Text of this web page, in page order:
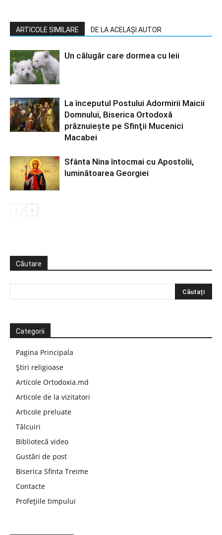
ARTICOLE SIMILARE DE LA ACELAȘI AUTOR
Un călugăr care dormea cu leii
La începutul Postului Adormirii Maicii
Domnului, Biserica Ortodoxă
prăznuiește pe Sfinţii Mucenici
Macabei
Sfânta Nina întocmai cu Apostolii,
luminătoarea Georgiei
Căutare
Categorii
Pagina Principala
Știri religioase
Articole Ortodoxia.md
Articole de la vizitatori
Articole preluate
Tâlcuiri
Bibliotecă video
Gustări de post
Biserica Sfinta Treime
Contacte
Profețiile timpului